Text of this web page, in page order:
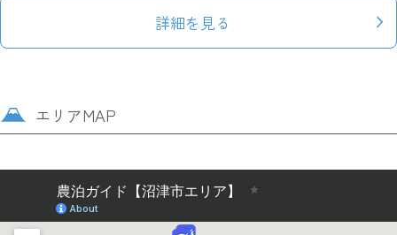
詳細を見る
エリアMAP